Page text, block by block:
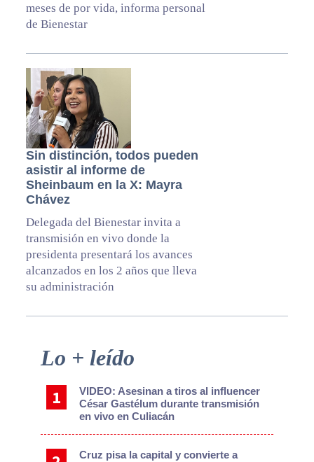
meses de por vida, informa personal
de Bienestar
Sin distinción, todos pueden
asistir al informe de
Sheinbaum en la X: Mayra
Chávez
Delegada del Bienestar invita a
transmisión en vivo donde la
presidenta presentará los avances
alcanzados en los 2 años que lleva
su administración
Primary
Lo + leído
VIDEO: Asesinan a tiros al influencer
César Gastélum durante transmisión
en vivo en Culiacán
Cruz pisa la capital y convierte a